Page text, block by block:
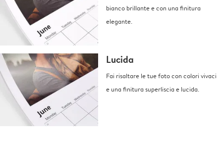
bianco brillante e con una finitura
elegante.
Lucida
Fai risaltare le tue foto con colori vivaci
e una finitura superliscia e lucida.